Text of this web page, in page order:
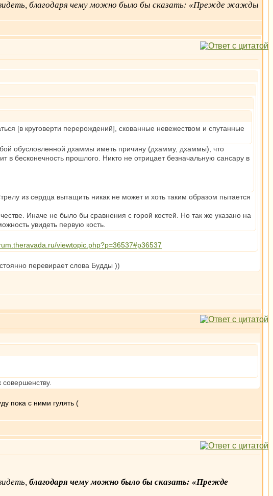
благодаря чему можно было бы сказать: «Прежде жажды
[в круговерти перерождений], скованные невежеством и спутанные
обусловленной дхаммы иметь причину (дхамму, дхаммы), что
бесконечность прошлого. Никто не отрицает безначальную сансару в
из сердца вытащить никак не может и хоть таким образом пытается
Иначе не было бы сравнения с горой костей. Но так же указано на
увидеть первую кость.
viewtopic.php?p=36537#p36537
перевирает слова Будды ))
пока с ними гулять (
благодаря чему можно было бы сказать: «Прежде